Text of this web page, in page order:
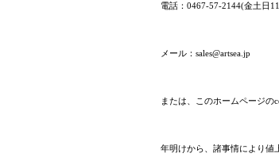
電話：0467-57-2144(金土日
メール：sales@artsea.jp
または、このホームページの
年明けから、諸事情により値